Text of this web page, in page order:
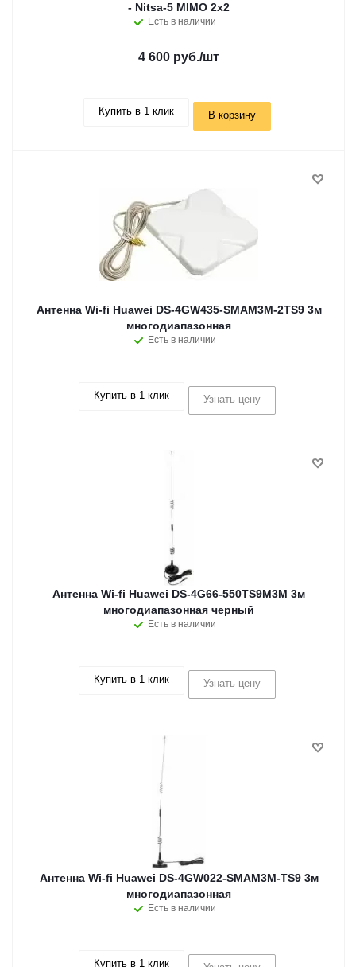
- Nitsa-5 MIMO 2x2
Есть в наличии
4 600 руб./шт
Купить в 1 клик В корзину
Антенна Wi-fi Huawei DS-4GW435-SMAM3M-2TS9 3м
многодиапазонная
Есть в наличии
Купить в 1 клик Узнать цену
Антенна Wi-fi Huawei DS-4G66-550TS9M3M 3м
многодиапазонная черный
Есть в наличии
Купить в 1 клик Узнать цену
Антенна Wi-fi Huawei DS-4GW022-SMAM3M-TS9 3м
многодиапазонная
Есть в наличии
Купить в 1 клик